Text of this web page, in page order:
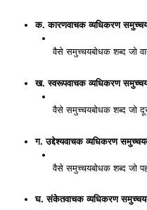
क. कारणवाचक व्यधिकरण
वैसे समुच्चयबोधक शब्द जो
ख. स्वरूपवाचक व्यधिकरण
वैसे समुच्चयबोधक शब्द जो
ग. उद्देश्यवाचक व्यधिकरण
वैसे समुच्चयबोधक शब्द जो
घ. संकेतवाचक व्यधिकरण